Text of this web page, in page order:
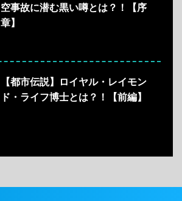
空事故に潜む黒い噂とは？！【序
章】
【都市伝説】ロイヤル・レイモン
ド・ライフ博士とは？！【前編】